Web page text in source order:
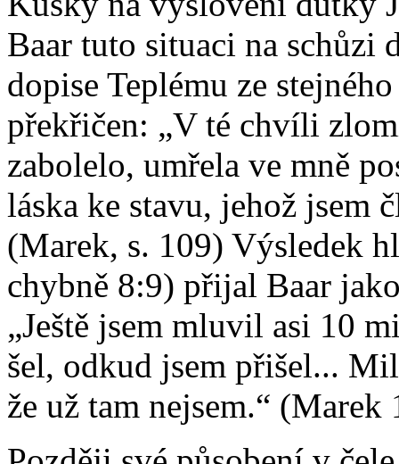
Baar tuto situaci na schůzi
dopise Teplému ze
překřičen: „V té chvíli
zabolelo, umřela ve mně
láska ke stavu, jehož jsem
(Marek, s. 109) Výsledek
chybně 8:9) přijal Baar
„Ještě jsem mluvil asi 10
šel, odkud jsem přišel...
že už tam nejsem.“